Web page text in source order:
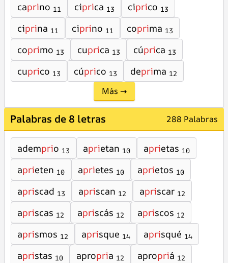
caprino 11 ciprica 13 ciprico 13
ciprina 11 ciprino 11 coprima 13
coprimo 13 cuprica 13 cúprica 13
cuprico 13 cúprico 13 deprima 12
Más →
Palabras de 8 letras 288 Palabras
ademprio 13 aprietan 10 aprietas 10
aprieten 10 aprietes 10 aprietos 10
apriscad 13 apriscan 12 apriscar 12
apriscas 12 apriscás 12 apriscos 12
aprismos 12 aprisque 14 aprisqué 14
apristas 10 apropria 12 apropriá 12